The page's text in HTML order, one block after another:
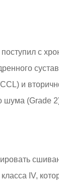
с
и
шума
IV,